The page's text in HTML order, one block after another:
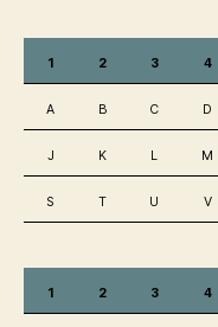
1 2 3 4
A B C D
J K L M
S T U V
1 2 3 4